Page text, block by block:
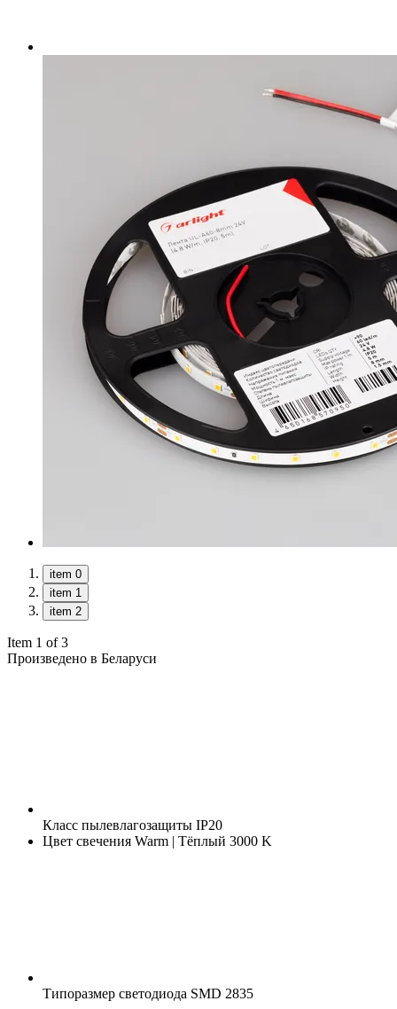
item 0
item 1
item 2
Item 1 of 3
Произведено в Беларуси
Класс пылевлагозащиты IP20
Цвет свечения Warm | Тёплый 3000 K
Типоразмер светодиода SMD 2835